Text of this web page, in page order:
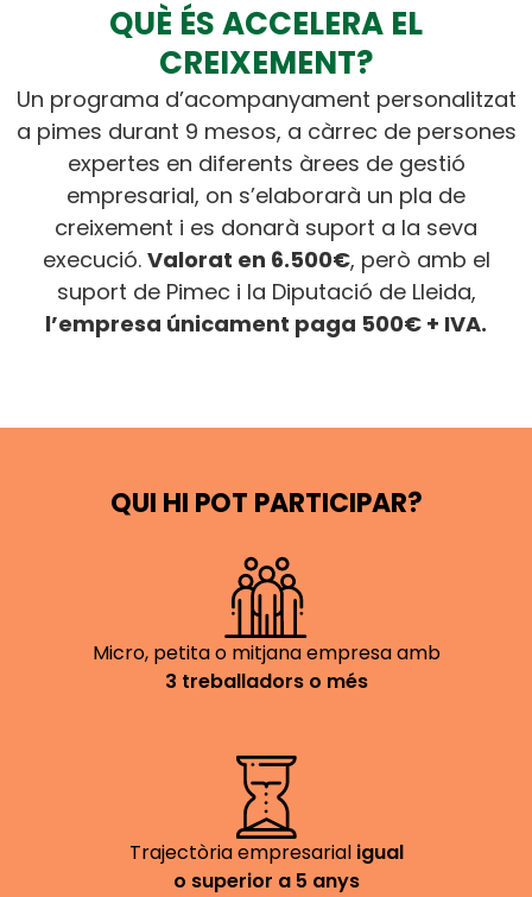
QUÈ ÉS ACCELERA EL
CREIXEMENT?
Un programa d’acompanyament personalitzat
a pimes durant 9 mesos, a càrrec de persones
expertes en diferents àrees de gestió
empresarial, on s’elaborarà un pla de
creixement i es donarà suport a la seva
execució. Valorat en 6.500€, però amb el
suport de Pimec i la Diputació de Lleida,
l’empresa únicament paga 500€ + IVA.
QUI HI POT PARTICIPAR?
Micro, petita o mitjana empresa amb
3 treballadors o més
Trajectòria empresarialigual
o superior a 5 anys